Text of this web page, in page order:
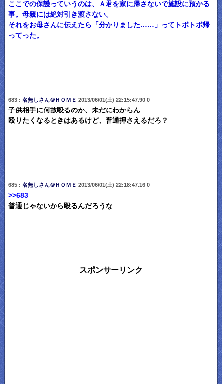
ここでの保護っていうのは、Ａ君を家に帰さないで施設に預かる
事。母親には絶対引き渡さない。
それをお母さんに伝えたら「分かりました……」ってトボトボ帰
ってった。
683 : 名無しさん＠ＨＯＭＥ 2013/06/01(土) 22:15:47.90 0
子供相手に何故殴るのか、未だにわからん
殴りたくなるときはあるけど、普通押さえるだろ？
685 : 名無しさん＠ＨＯＭＥ 2013/06/01(土) 22:18:47.16 0
>>683
普通じゃないから殴るんだろうな
スポンサーリンク